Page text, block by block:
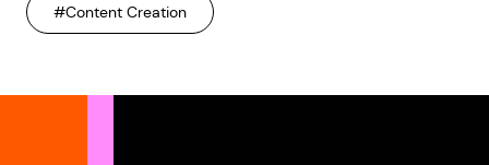
#Content Creation